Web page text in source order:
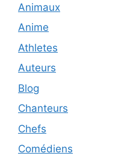
Animaux
Anime
Athletes
Auteurs
Blog
Chanteurs
Chefs
Comédiens